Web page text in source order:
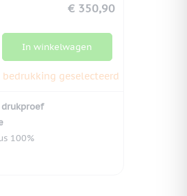
€ 350,90
In winkelwagen
bedrukking geselecteerd
100%